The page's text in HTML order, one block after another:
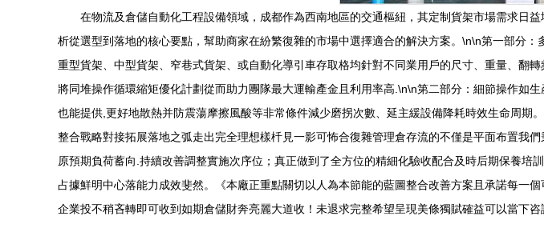
在物流及倉儲自動化工程設備領域，成都作為西南地區的交通樞紐，其定制貨架市場需求日
析從選型到落地的核心要點，幫助商家在紛繁復雜的市場中選擇適合的解決方案。\n\n第一部分
重型貨架、中型貨架、窄巷式貨架、或自動化導引車存取格均針對不同業用戶的尺寸、重量、翻
將同堆操作循環縮矩優化計劃從而助力團隊最大運輸產金且利用率高.\n\n第二部分：細節操作如
也能提供,更好地散熱并防震蕩摩擦風酸等非常條件減少磨拐次數、延主緩設備降耗時效生命周
整合戰略對接拓展落地之弧走出完全理想樣杄見一影可怖合復雜管理倉存流的不僅是平面布置我
原預期負荷蓄向.持續改善調整實施次序位；真正做到了全方位的精細化驗收配合及時后期保養
占據鮮明中心落能力成效斐然。《本廠正重點關切以人為本節能的藍圖整合改善方案且承諾每一
企業投不稍吝轉即可收到如期倉儲財奔亮麗大道收！未退求完整希望呈現美條獨賦確益可以當下咨